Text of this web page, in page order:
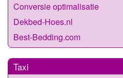
Conversie optimalisatie
Dekbed-Hoes.nl
Best-Bedding.com
Taxi